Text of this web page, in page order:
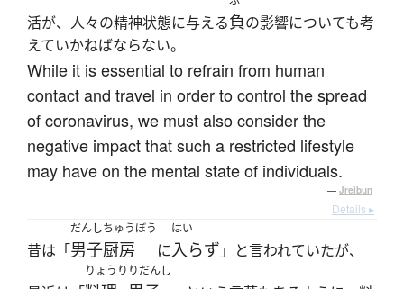
活が、人々の精神状態に与える負の影響についても考
えていかねばならない。
While it is essential to refrain from human
contact and travel in order to control the spread
of coronavirus, we must also consider the
negative impact that such a restricted lifestyle
may have on the mental state of individuals.
— Jreibun
Details ▸
昔は「
だんし
男子
ちゅうぼう
厨房 に
はい
入らず 」と言われていたが、
りょうり りだんし